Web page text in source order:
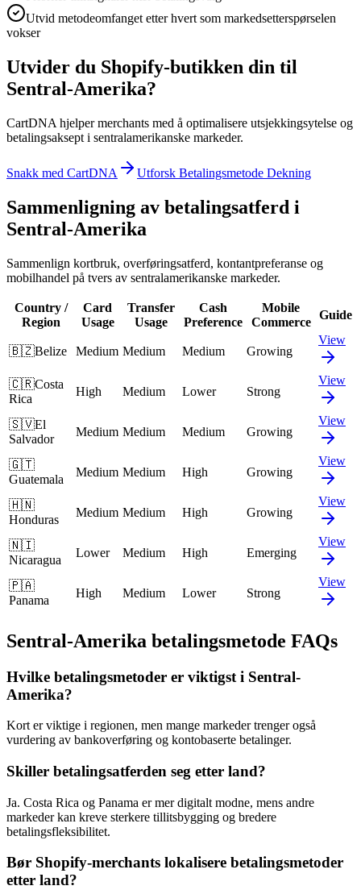
Utvid metodeomfanget etter hvert som markedsetterspørselen
vokser
Utvider du Shopify-butikken din til
Sentral-Amerika?
CartDNA hjelper merchants med å optimalisere utsjekkingsytelse og
betalingsaksept i sentralamerikanske markeder.
Snakk med CartDNA Utforsk Betalingsmetode Dekning
Sammenligning av betalingsatferd i
Sentral-Amerika
Sammenlign kortbruk, overføringsatferd, kontantpreferanse og
mobilhandel på tvers av sentralamerikanske markeder.
Country /
Region
Card
Usage
Transfer
Usage
Cash
Preference
Mobile
Commerce
Guide
🇧🇿Belize Medium Medium Medium Growing
View
🇨🇷Costa
Rica
High Medium Lower Strong
View
🇸🇻El
Salvador
Medium Medium Medium Growing
View
🇬🇹
Guatemala
Medium Medium High Growing
View
🇭🇳
Honduras
Medium Medium High Growing
View
🇳🇮
Nicaragua
Lower Medium High Emerging
View
🇵🇦
Panama
High Medium Lower Strong
View
Sentral-Amerika betalingsmetode FAQs
Hvilke betalingsmetoder er viktigst i Sentral-
Amerika?
Kort er viktige i regionen, men mange markeder trenger også
vurdering av bankoverføring og kontobaserte betalinger.
Skiller betalingsatferden seg etter land?
Ja. Costa Rica og Panama er mer digitalt modne, mens andre
markeder kan kreve sterkere tillitsbygging og bredere
betalingsfleksibilitet.
Bør Shopify-merchants lokalisere betalingsmetoder
etter land?